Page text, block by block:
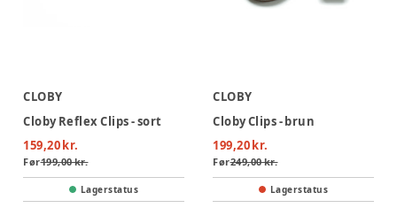
CLOBY
Cloby Reflex Clips - sort
159,20 kr.
Før199,00 kr.
Lagerstatus
CLOBY
Cloby Clips - brun
199,20 kr.
Før249,00 kr.
Lagerstatus